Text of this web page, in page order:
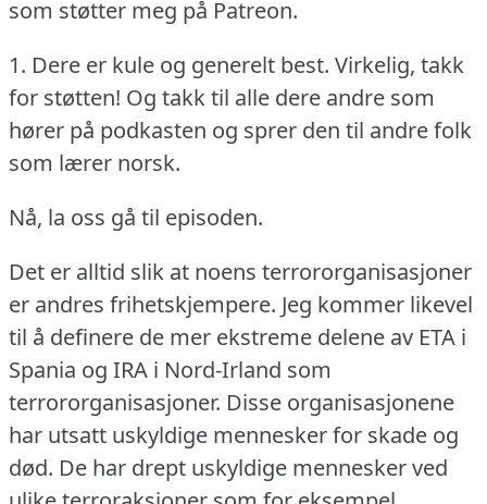
som støtter meg på Patreon.
1. Dere er kule og generelt best. Virkelig, takk
for støtten! Og takk til alle dere andre som
hører på podkasten og sprer den til andre folk
som lærer norsk.
Nå, la oss gå til episoden.
Det er alltid slik at noens terrororganisasjoner
er andres frihetskjempere. Jeg kommer likevel
til å definere de mer ekstreme delene av ETA i
Spania og IRA i Nord-Irland som
terrororganisasjoner. Disse organisasjonene
har utsatt uskyldige mennesker for skade og
død. De har drept uskyldige mennesker ved